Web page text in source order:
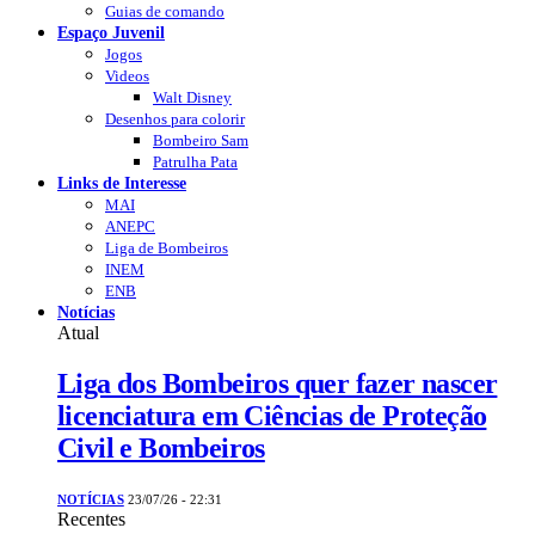
Guias de comando
Espaço Juvenil
Jogos
Videos
Walt Disney
Desenhos para colorir
Bombeiro Sam
Patrulha Pata
Links de Interesse
MAI
ANEPC
Liga de Bombeiros
INEM
ENB
Notícias
Atual
Liga dos Bombeiros quer fazer nascer
licenciatura em Ciências de Proteção
Civil e Bombeiros
NOTÍCIAS 23/07/26 - 22:31
Recentes